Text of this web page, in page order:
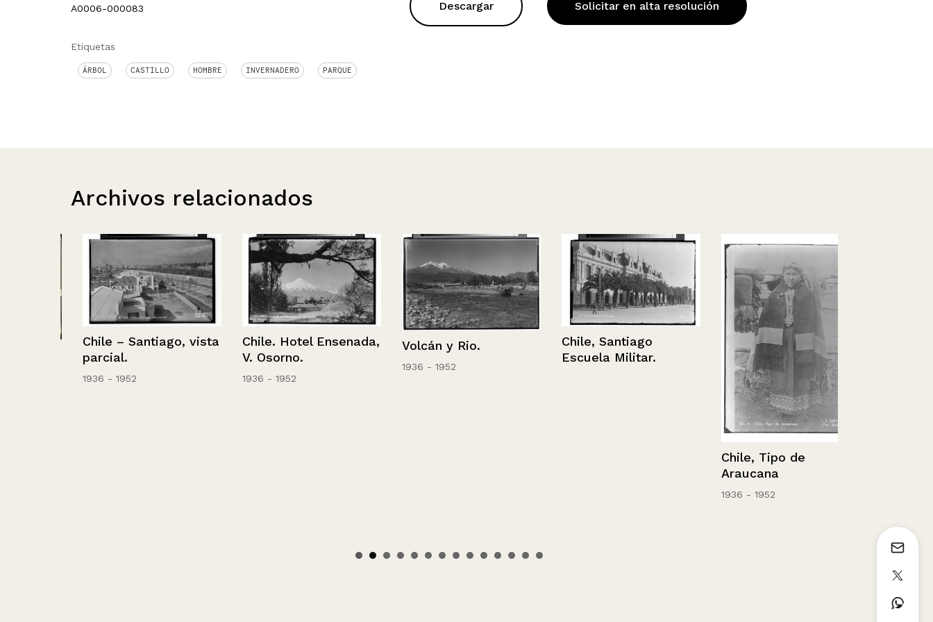
A0006-000083
Etiquetas
ÁRBOL CASTILLO HOMBRE INVERNADERO PARQUE
Descargar Solicitar en alta resolución
Archivos relacionados
Chile – Santiago, vista
parcial.
1936 - 1952
Chile. Hotel Ensenada,
V. Osorno.
1936 - 1952
Volcán y Rio.
1936 - 1952
Chile, Santiago
Escuela Militar.
Chile, Tipo de
Araucana
1936 - 1952